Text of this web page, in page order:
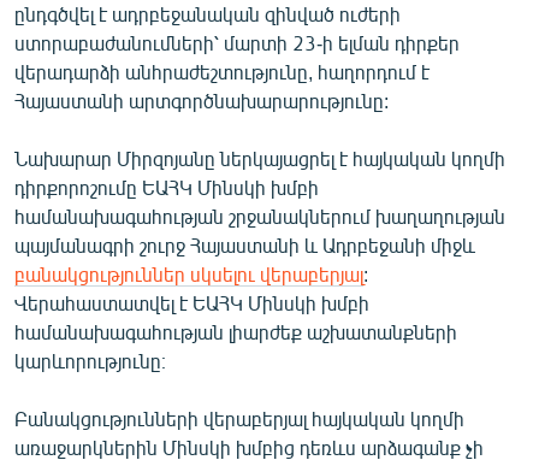
ՀԵՏԵՎԵՔ ՄԵԶ
«Ազատության» բոլոր կայքերը
ընդգծվել է ադրբեջանական զինված ուժերի
ստորաբաժանումների՝ մարտի 23-ի ելման դիրքեր
վերադարձի անհրաժեշտությունը, հաղորդում է
Հայաստանի արտգործնախարարությունը:
Նախարար Միրզոյանը ներկայացրել է հայկական կողմի
դիրքորոշումը ԵԱՀԿ Մինսկի խմբի
համանախագահության շրջանակներում խաղաղության
պայմանագրի շուրջ Հայաստանի և Ադրբեջանի միջև
բանակցություններ սկսելու վերաբերյալ:
Վերահաստատվել է ԵԱՀԿ Մինսկի խմբի
համանախագահության լիարժեք աշխատանքների
կարևորությունը։
Բանակցությունների վերաբերյալ հայկական կողմի
առաջարկներին Մինսկի խմբից դեռևս արձագանք չի